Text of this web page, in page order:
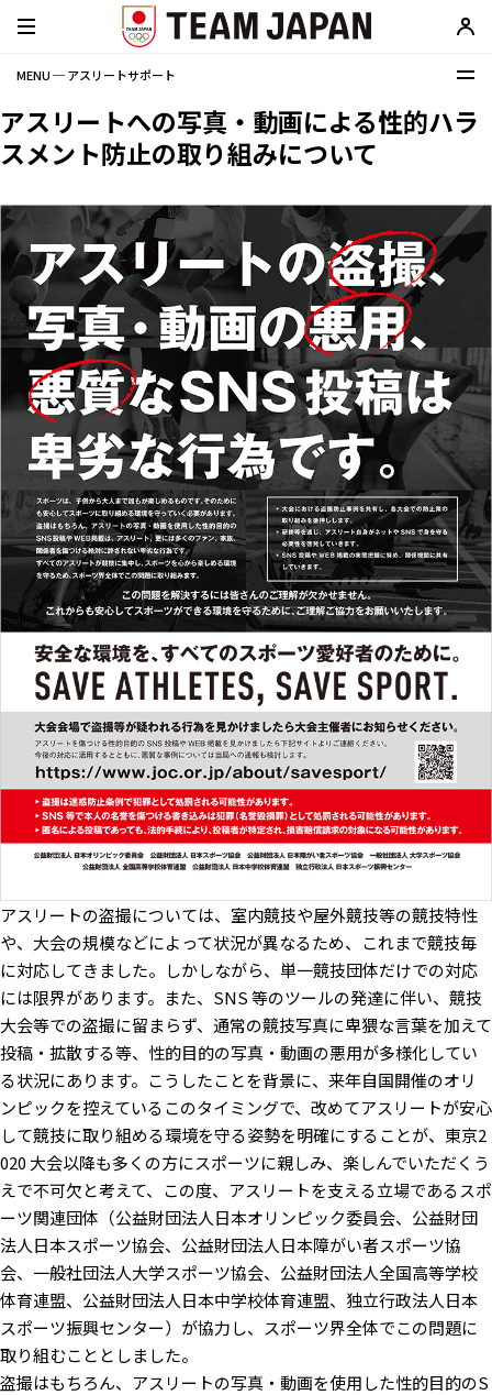
MENU ─ アスリートサポート
アスリートへの写真・動画による性的ハラ
スメント防止の取り組みについて
アスリートの盗撮については、室内競技や屋外競技等の競技特性
や、⼤会の規模などによって状況が異なるため、これまで競技毎
に対応してきました。しかしながら、単⼀競技団体だけでの対応
には限界があります。また、SNS 等のツールの発達に伴い、競技
⼤会等での盗撮に留まらず、通常の競技写真に卑猥な⾔葉を加えて
投稿・拡散する等、性的⽬的の写真・動画の悪⽤が多様化してい
る状況にあります。こうしたことを背景に、来年⾃国開催のオリ
ンピックを控えているこのタイミングで、改めてアスリートが安⼼
して競技に取り組める環境を守る姿勢を明確にすることが、東京2
020 ⼤会以降も多くの⽅にスポーツに親しみ、楽しんでいただくう
えで不可⽋と考えて、この度、アスリートを⽀える⽴場であるスポ
ーツ関連団体（公益財団法⼈⽇本オリンピック委員会、公益財団
法⼈⽇本スポーツ協会、公益財団法⼈⽇本障がい者スポーツ協
会、⼀般社団法⼈⼤学スポーツ協会、公益財団法⼈全国⾼等学校
体育連盟、公益財団法⼈⽇本中学校体育連盟、独⽴⾏政法⼈⽇本
スポーツ振興センター）が協⼒し、スポーツ界全体でこの問題に
取り組むこととしました。
盗撮はもちろん、アスリートの写真・動画を使⽤した性的⽬的のS